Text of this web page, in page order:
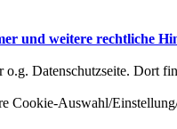
und weitere rechtliche
Datenschutzseite. Dort
Cookie-Auswahl/